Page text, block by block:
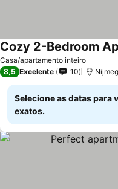
Casa/apartamento inteiro
Ver preços
8,5 Excelente 10
Selecione as datas para
exatos.